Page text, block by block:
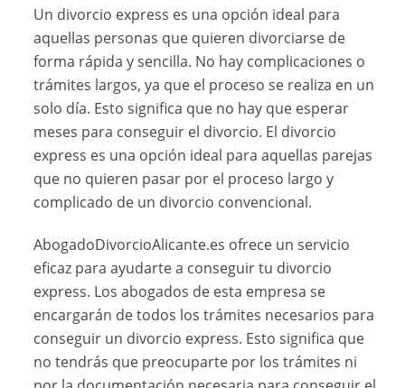
Un divorcio express es una opción ideal para
aquellas personas que quieren divorciarse de
forma rápida y sencilla. No hay complicaciones o
trámites largos, ya que el proceso se realiza en un
solo día. Esto significa que no hay que esperar
meses para conseguir el divorcio. El divorcio
express es una opción ideal para aquellas parejas
que no quieren pasar por el proceso largo y
complicado de un divorcio convencional.
AbogadoDivorcioAlicante.es ofrece un servicio
eficaz para ayudarte a conseguir tu divorcio
express. Los abogados de esta empresa se
encargarán de todos los trámites necesarios para
conseguir un divorcio express. Esto significa que
no tendrás que preocuparte por los trámites ni